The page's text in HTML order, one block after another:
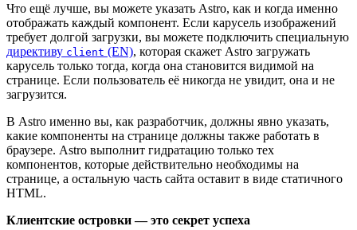
Что ещё лучше, вы можете указать Astro, как и когда именно
отображать каждый компонент. Если карусель изображений
требует долгой загрузки, вы можете подключить специальную
директиву client (EN), которая скажет Astro загружать
карусель только тогда, когда она становится видимой на
странице. Если пользователь её никогда не увидит, она и не
загрузится.
В Astro именно вы, как разработчик, должны явно указать,
какие компоненты на странице должны также работать в
браузере. Astro выполнит гидратацию только тех
компонентов, которые действительно необходимы на
странице, а остальную часть сайта оставит в виде статичного
HTML.
Клиентские островки — это секрет успеха